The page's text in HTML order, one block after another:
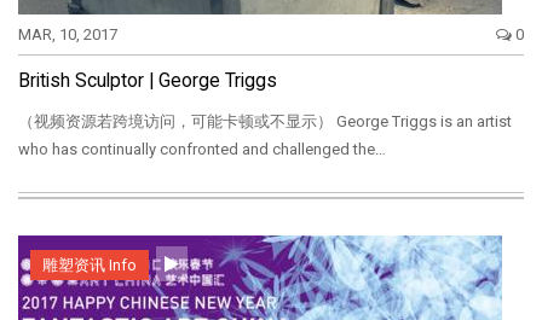
MAR, 10, 2017 0
British Sculptor | George Triggs
（视频资源若跨境访问，可能卡顿或不显示） George Triggs is an artist
who has continually confronted and challenged the…
雕塑资讯 Info